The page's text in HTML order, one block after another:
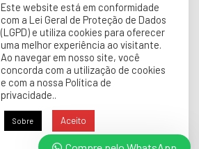
Este website está em conformidade
com a Lei Geral de Proteção de Dados
(LGPD) e utiliza cookies para oferecer
uma melhor experiência ao visitante.
Ao navegar em nosso site, você
concorda com a utilização de cookies
e com a nossa Política de
privacidade..
Sobre Aceito